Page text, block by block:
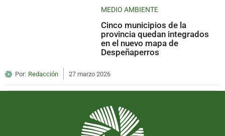
MEDIO AMBIENTE
Cinco municipios de la
provincia quedan integrados
en el nuevo mapa de
Despeñaperros
Por: Redacción 27 marzo 2026